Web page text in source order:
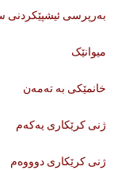
بەرپرسی ئیشپێکردنی
میوانێک
خانمێکی بە تەمەن
ژنی کرێکاری یەکەم
ژنی کرێکاری دوووەم